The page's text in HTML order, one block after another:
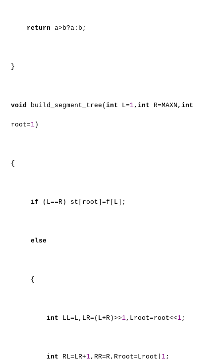
return a>b?a:b;
}
void build_segment_tree( int L=1, int R=MAXN, int
root=1 )
{
if (L==R) st[root]=f[L];
else
{
int LL=L,LR=(L+R)>>1,Lroot=root<<1;
int RL=LR+1,RR=R,Rroot=Lroot| 1;